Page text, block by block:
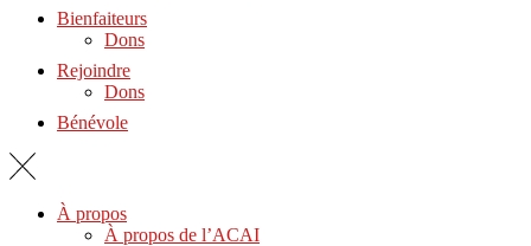
Bienfaiteurs
Dons
Rejoindre
Dons
Bénévole
À propos
À propos de l’ACAI